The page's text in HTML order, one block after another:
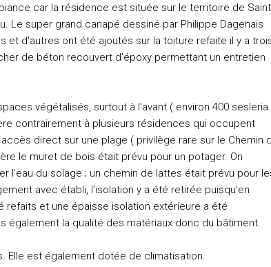
car la résidence est située sur le territoire de
Le super grand canapé dessiné par Philippe Dagenais
et d'autres ont été ajoutés sur la toiture refaite il y a
de béton recouvert d'époxy permettant un entretien
végétalisés, surtout à l'avant ( environ 400 sesleria
contrairement à plusieurs résidences qui occupent
direct sur une plage ( privilège rare sur le Chemin
le muret de bois était prévu pour un potager. On
l'eau du solage ; un chemin de lattes était prévu pour
avec établi, l'isolation y a été retirée puisqu'en
refaits et une épaisse isolation extérieure a été
la qualité des matériaux donc du bâtiment.
Elle est également dotée de climatisation.